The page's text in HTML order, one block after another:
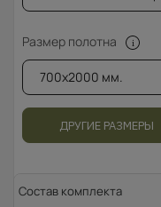
Размер полотна
700x2000 мм.
ДРУГИЕ РАЗМЕРЫ
Состав комплекта